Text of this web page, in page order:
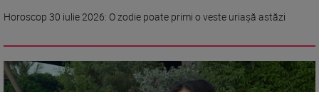
Horoscop 30 iulie 2026: O zodie poate primi o veste uriașă astăzi